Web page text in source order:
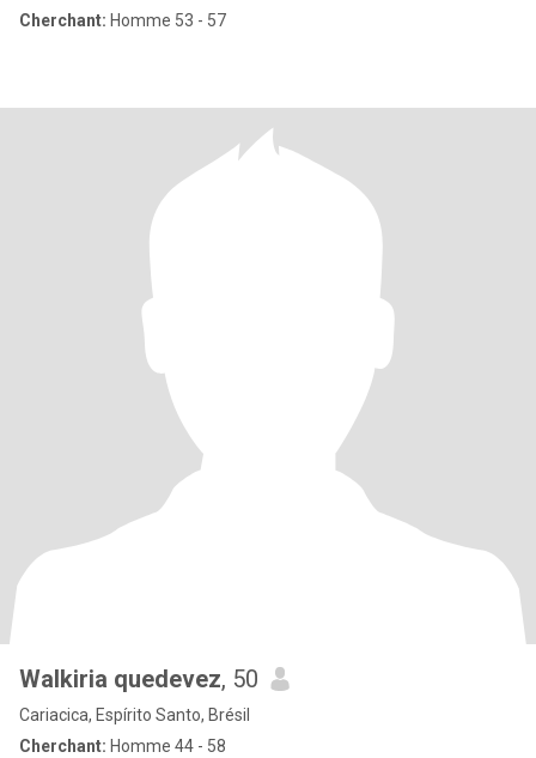
Cherchant: Homme 53 - 57
Walkiria quedevez, 50
Cariacica, Espírito Santo, Brésil
Cherchant: Homme 44 - 58